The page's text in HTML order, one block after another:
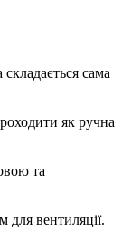
сама
як ручна
та
вентиляції.